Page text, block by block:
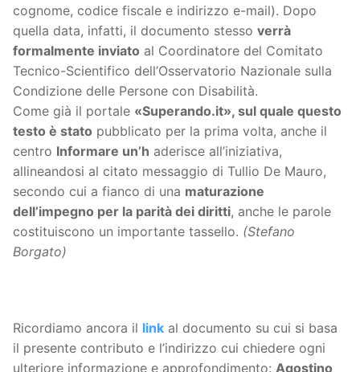
cognome, codice fiscale e indirizzo e-mail). Dopo
quella data, infatti, il documento stesso verrà
formalmente inviato al Coordinatore del Comitato
Tecnico-Scientifico dell’Osservatorio Nazionale sulla
Condizione delle Persone con Disabilità.
Come già il portale «Superando.it», sul quale questo
testo è stato pubblicato per la prima volta, anche il
centro Informare un’h aderisce all’iniziativa,
allineandosi al citato messaggio di Tullio De Mauro,
secondo cui a fianco di una maturazione
dell’impegno per la parità dei diritti, anche le parole
costituiscono un importante tassello. (Stefano
Borgato)
Ricordiamo ancora il link al documento su cui si basa
il presente contributo e l’indirizzo cui chiedere ogni
ulteriore informazione e approfondimento: Agostino